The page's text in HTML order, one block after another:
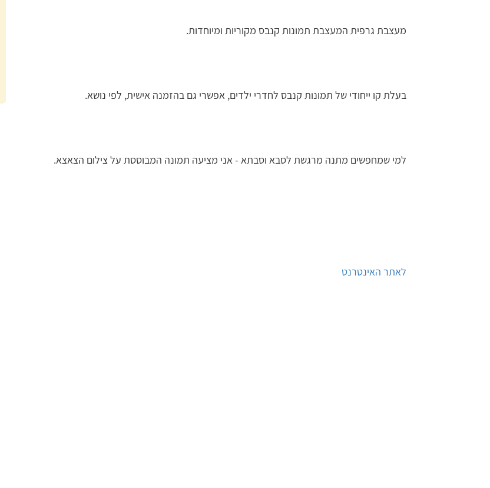
מעצבת גרפית המעצבת תמונות קנבס מקוריות ומיוחדות.
בעלת קו ייחודי של תמונות קנבס לחדרי ילדים, אפשרי גם בהזמנה אישית, לפי נושא.
למי שמחפשים מתנה מרגשת לסבא וסבתא - אני מציעה תמונה המבוססת על צילום הצאצא.
לאתר האינטרנט